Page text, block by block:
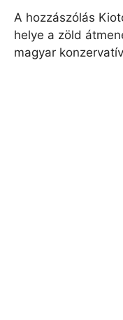
A hozzászólás
helye a zöld
magyar